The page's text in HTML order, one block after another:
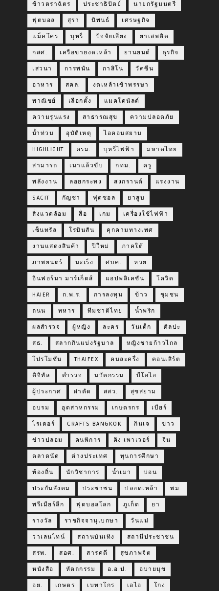
ข้าวตราฉัตร ประชาธิปัตย์ นายกรัฐมนตรี
ฟุตบอล สุรา นิพนธ์ เศรษฐกิจ
แม็คโคร บุหรี่ ปัจจัยเสี่ยง ยาเสพติด
กสศ. เครือข่ายงดเหล้า ยานยนต์ ธุรกิจ
เสวนา การพนัน กาสิโน วัคซีน
อาหาร สคล. งดเหล้าเข้าพรรษา
พาณิชย์ เลือกตั้ง แมคโดนัลด์
ความรุนแรง สาธารณสุข ความปลอดภัย
น้ำท่วม อุบัติเหตุ ไอคอนสยาม
HIGHLIGHT ครม. บุหรี่ไฟฟ้า มหาดไทย
สามารถ เมาแล้วขับ กทม. ครู
พลังงาน ลอยกระทง สงกรานต์ แรงงาน
SACIT กัญชา ฟุตซอล ยาสูบ
สิ่งแวดล้อม สื่อ เกม เครื่องใช้ไฟฟ้า
เซ็นทรัล โรบินสัน คุกคามทางเพศ
งานแสดงสินค้า ปีใหม่ ภาคใต้
ภาพยนตร์ มะเร็ง ศบค. หวย
อินฟอร์มา มาร์เก็ตส์ แอปพลิเคชัน โควิด
HAIER ก.พ.ร. การลงทุน ข้าว ชุมชน
ถนน ทหาร ทีมชาติไทย น้ำพริก
ผลสำรวจ ผู้หญิง ละคร วันเด็ก ศิลปะ
สธ. สลากกินแบ่งรัฐบาล หญิงชายก้าวไกล
โปรโมชั่น THAIFEX คนละครึ่ง คอนเสิร์ต
ดิจิทัล ตำรวจ นวัตกรรม บีโอไอ
ผู้ประกาศ ผ่าตัด สสว. สุขสยาม
อบรม อุตสาหกรรม เกษตรกร เบียร์
ไรเดอร์ CRAFTS BANGKOK กินเจ ข่าว
ข่าวปลอม คนพิการ คิง เพาเวอร์ จีน
ตลาดนัด ต่างประเทศ ทุนการศึกษา
ท้องถิ่น นักวิชาการ น้ำเมา บ่อน
ประกันสังคม ประชาชน ปลอดเหล้า พม.
พรีเมียร์ลีก ฟุตบอลโลก ภูเก็ต ยา
รางวัล ราชกิจจานุเบกษา วันแม่
วาเลนไทน์ สถานบันเทิง สถานีประชาชน
สรพ. สอศ. สารคดี สุขภาพจิต
หนังสือ หัตถกรรม อ.อ.ป. อบายมุข
อย. เกษตร เบทาโกร เอไอ โกง